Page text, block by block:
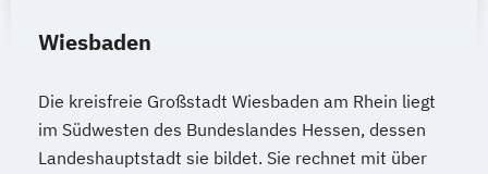
Wiesbaden
Die kreisfreie Großstadt Wiesbaden am Rhein liegt
im Südwesten des Bundeslandes Hessen, dessen
Landeshauptstadt sie bildet. Sie rechnet mit über